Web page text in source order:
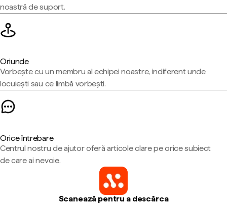
noastră de suport.
Oriunde
Vorbește cu un membru al echipei noastre, indiferent unde
locuiești sau ce limbă vorbești.
Orice întrebare
Centrul nostru de ajutor oferă articole clare pe orice subiect
de care ai nevoie.
Scanează pentru a descărca